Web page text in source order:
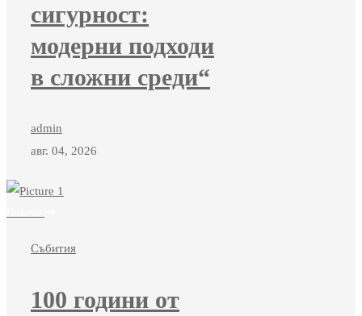
сигурност:
модерни подходи
в сложни среди“
admin
авг. 04, 2026
Събития
100 години от